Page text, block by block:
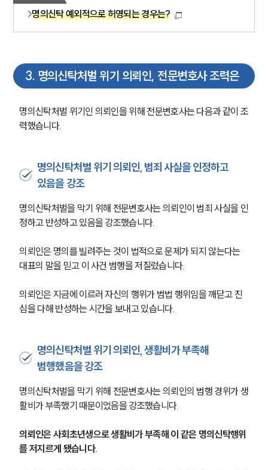
명의신탁 예외적으로 허영되는 경우는?
3. 명의신탁처벌 위기 의뢰인, 전문변호사 조력은
명의신탁처벌 위기인 의뢰인을 위해 전문변호사는 다음과 같이 조
력했습니다.
명의신탁처벌 위기 의뢰인, 범죄 사실을 인정하고
있음을 강조
명의신탁처벌을 막기 위해 전문변호사는 의뢰인이 범죄 사실을 인
정하고 반성하고 있음을 강조했습니다.
의뢰인은 명의를 빌려주는 것이 법적으로 문제가 되지 않는다는
대표의 말을 믿고 이 사건 범행을 저질렀습니다.
의뢰인은 지금에 이르러 자신의 행위가 범법 행위임을 깨닫고 진
심을 다해 반성하는 시간을 보내고 있습니다.
명의신탁처벌 위기 의뢰인, 생활비가 부족해
범행했음을 강조
명의신탁처벌을 막기 위해 전문변호사는 의뢰인의 범행 경위가 생
활비가 부족했기 때문이었음을 강조했습니다.
의뢰인은 사회초년생으로 생활비가 부족해 이 같은 명의신탁행위
를 저지르게 됐습니다.